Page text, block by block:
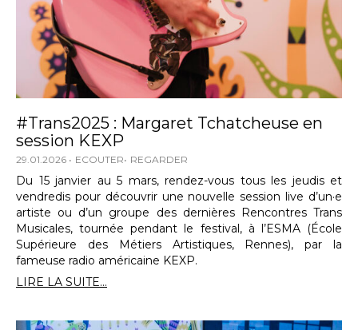
#Trans2025 : Margaret Tchatcheuse en
session KEXP
29.01.2026 ECOUTER REGARDER
Du 15 janvier au 5 mars, rendez-vous tous les jeudis et
vendredis pour découvrir une nouvelle session live d’un·e
artiste ou d’un groupe des dernières Rencontres Trans
Musicales, tournée pendant le festival, à l’ESMA (École
Supérieure des Métiers Artistiques, Rennes), par la
fameuse radio américaine KEXP.
LIRE LA SUITE...